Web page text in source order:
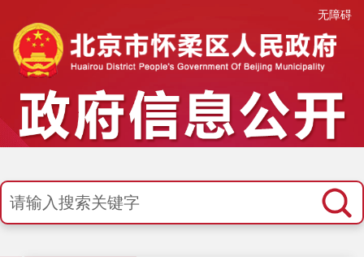
无障碍